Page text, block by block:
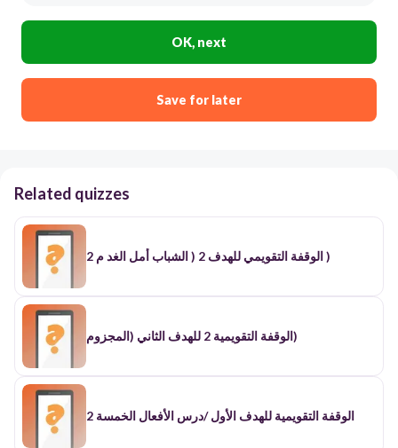
OK, next
Save for later
Related quizzes
الوقفة التقويمي للهدف 2 ( الشباب أمل الغد م 2 )
الوقفة التقويمية 2 للهدف الثاني (المجزوم)
الوقفة التقويمية للهدف الأول /درس الأفعال الخمسة 2